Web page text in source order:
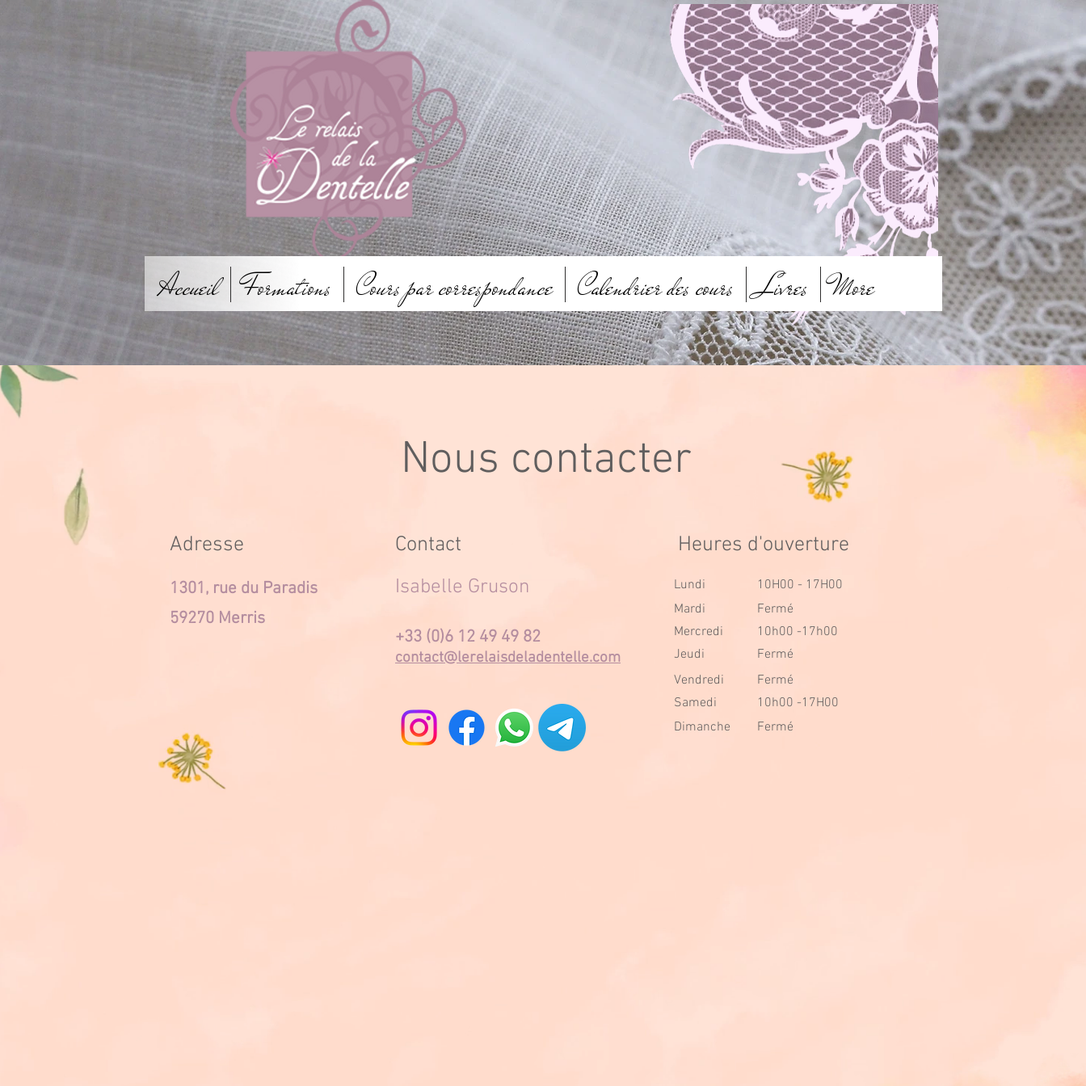
Accueil Formations Cours par correspondance Calendrier des cours Livres More
Nous contacter
Adresse
1301, rue du Paradis
59270 Merris
Contact
Isabelle Gruson
+33 (0)6 12 49 49 82
contact@lerelaisdeladentelle.com
Heures d'ouverture
Lundi
10H00 - 17H00
Mardi
Fermé
Mercredi
10h00 -17h00
Jeudi
Fermé
Vendredi
Fermé
Samedi
10h00 -17H00
Dimanche
Fermé